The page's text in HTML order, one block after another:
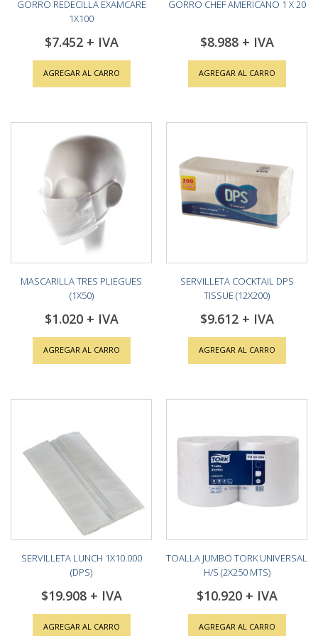
GORRO REDECILLA EXAMCARE
1X100
$7.452
AGREGAR AL CARRO
GORRO CHEF AMERICANO 1 X 20
$8.988
AGREGAR AL CARRO
MASCARILLA TRES PLIEGUES
(1X50)
$1.020
AGREGAR AL CARRO
SERVILLETA COCKTAIL DPS
TISSUE (12X200)
$9.612
AGREGAR AL CARRO
SERVILLETA LUNCH 1X10.000
(DPS)
$19.908
AGREGAR AL CARRO
TOALLA JUMBO TORK UNIVERSAL
H/S (2X250 MTS)
$10.920
AGREGAR AL CARRO